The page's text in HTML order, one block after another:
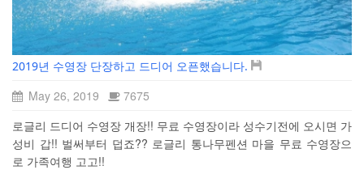
2019년 수영장 단장하고 드디어 오픈했습니다.
May 26, 2019
7675
로글리 드디어 수영장 개장!! 무료 수영장이라 성수기전에 오시면 가
성비 갑!! 벌써부터 덥죠?? 로글리 통나무펜션 마을 무료 수영장으
로 가족여행 고고!!